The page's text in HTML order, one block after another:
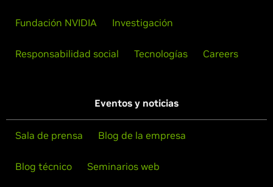
Fundación NVIDIA Investigación
Responsabilidad social Tecnologías Careers
Eventos y noticias
Sala de prensa Blog de la empresa
Blog técnico Seminarios web